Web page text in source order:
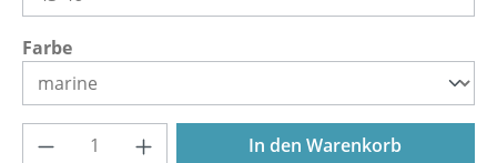
Farbeauswählen
Produkt Anzahl: Gib den gewünschten
In den Warenkorb